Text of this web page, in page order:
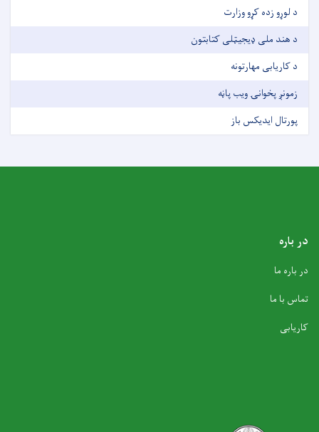
د لوړو زده کړو وزارت
د هند ملی ډیجیټلی کتابتون
د کاریابی مهارتونه
زمونږ پخوانۍ ویب پاڼه
پورتال ایدیکس باز
در باره
در باره ما
تماس با ما
کاریابی